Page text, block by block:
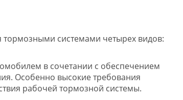
системами четырех видов:
в сочетании с обеспечением
Особенно высокие требования
рабочей тормозной системы.